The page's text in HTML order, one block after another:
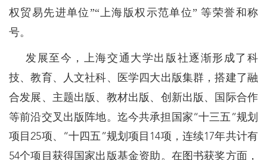
权贸易先进单位”“上海版权示范单位” 等荣誉和称
号。
发展至今，上海交通大学出版社逐渐形成了科
技、教育、人文社科、医学四大出版集群，搭建了融
合发展、主题出版、教材出版、创新出版、国际合作
等前沿交叉出版阵地。 迄今共承担国家“十三五”规划
项目25项、“十四五”规划项目14项，连续17年共计有
54个项目获得国家出版基金资助。 在图书获奖方面，